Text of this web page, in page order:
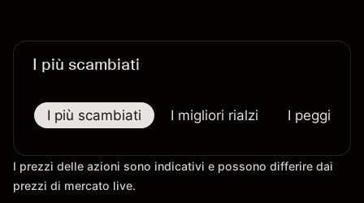
I più scambiati
I più scambiati I migliori rialzi I peggiori
I prezzi delle azioni sono indicativi e possono differire dai
prezzi di mercato live.